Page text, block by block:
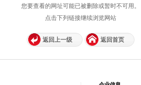
您要查看的网址可能已被删除或暂时不可用。
点击下列链接继续浏览网站
返回上一级 返回首页